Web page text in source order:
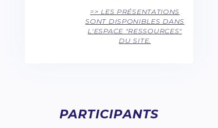
=> LES PRÉSENTATIONS
SONT DISPONIBLES DANS
L'ESPACE "RESSOURCES"
DU SITE.
PARTICIPANTS